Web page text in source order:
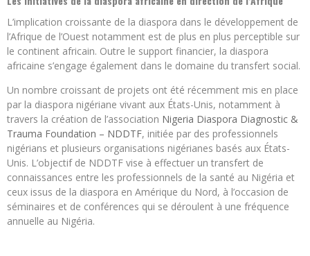
L’implication croissante de la diaspora dans le développement de
l’Afrique de l’Ouest notamment est de plus en plus perceptible sur
le continent africain. Outre le support financier, la diaspora
africaine s’engage également dans le domaine du transfert social.
Un nombre croissant de projets ont été récemment mis en place
par la diaspora nigériane vivant aux États-Unis, notamment à
travers la création de l’association Nigeria Diaspora Diagnostic &
Trauma Foundation – NDDTF, initiée par des professionnels
nigérians et plusieurs organisations nigérianes basés aux États-
Unis. L’objectif de NDDTF vise à effectuer un transfert de
connaissances entre les professionnels de la santé au Nigéria et
ceux issus de la diaspora en Amérique du Nord, à l’occasion de
séminaires et de conférences qui se déroulent à une fréquence
annuelle au Nigéria.